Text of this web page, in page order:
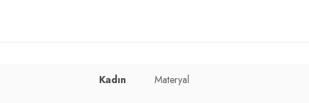
: 60 cm / Basen : 89 cm / Beden : S
Kadın Materyal